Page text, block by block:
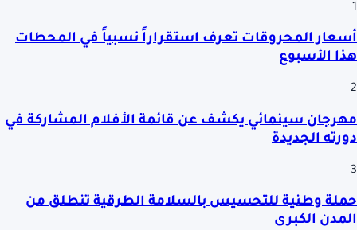
1
أسعار المحروقات تعرف استقراراً نسبياً في المحطات
هذا الأسبوع
2
مهرجان سينمائي يكشف عن قائمة الأفلام المشاركة في
دورته الجديدة
3
حملة وطنية للتحسيس بالسلامة الطرقية تنطلق من
المدن الكبرى